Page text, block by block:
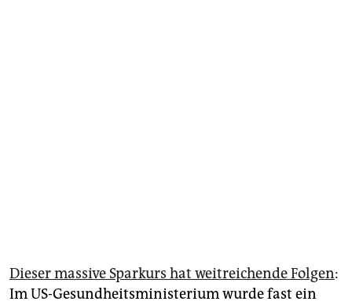
Dieser massive Sparkurs hat weitreichende Folgen:
Im US-Gesundheitsministerium wurde fast ein